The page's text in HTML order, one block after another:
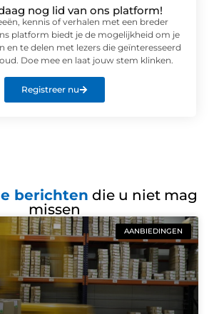
nog lid van ons platform!
kennis of verhalen met een breder
platform biedt je de mogelijkheid om je
en te delen met lezers die geïnteresseerd
Doe mee en laat jouw stem klinken.
Registreer nu
berichten die u niet mag
missen
AANBIEDINGEN